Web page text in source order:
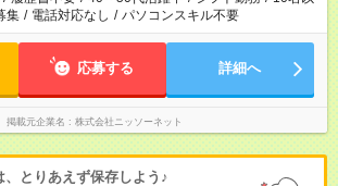
集 / 電話対応なし / パソコンスキル不要
応募する 詳細へ
掲載元企業名 株式会社ニッソーネット
、とりあえず保存しよう♪